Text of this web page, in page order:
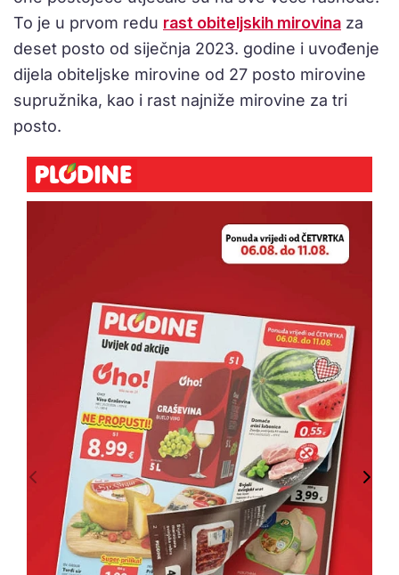
To je u prvom redu rast obiteljskih mirovina za
deset posto od siječnja 2023. godine i uvođenje
dijela obiteljske mirovine od 27 posto mirovine
supružnika, kao i rast najniže mirovine za tri
posto.